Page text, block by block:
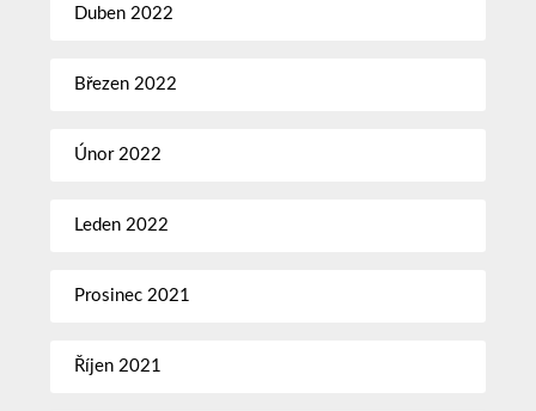
Duben 2022
Březen 2022
Únor 2022
Leden 2022
Prosinec 2021
Říjen 2021